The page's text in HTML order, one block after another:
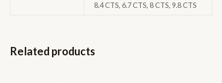
8.4 CTS, 6.7 CTS, 8 CTS, 9.8 CTS
Related products